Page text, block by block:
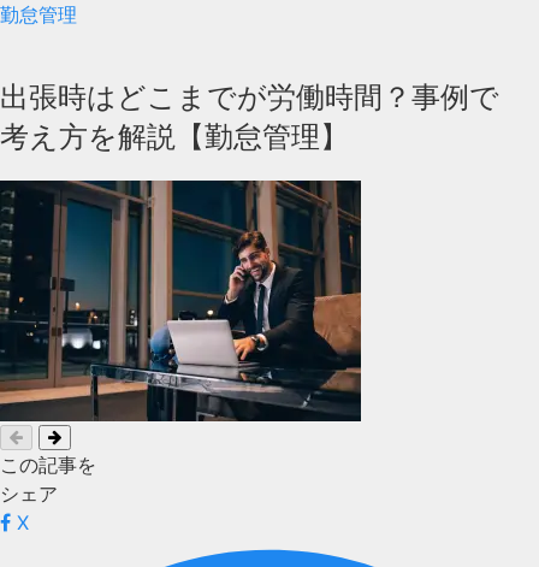
勤怠管理
出張時はどこまでが労働時間？事例で
考え方を解説【勤怠管理】
この記事を
シェア
X